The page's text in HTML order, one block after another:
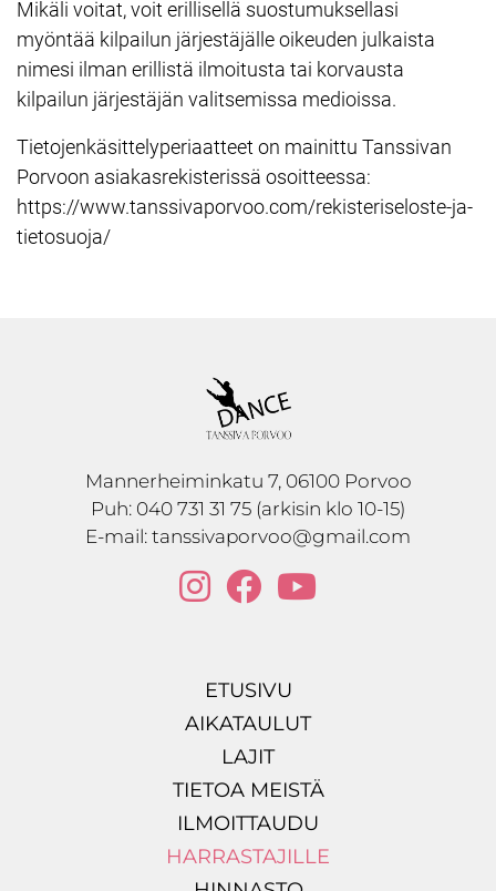
Mikäli voitat, voit erillisellä suostumuksellasi
myöntää kilpailun järjestäjälle oikeuden julkaista
nimesi ilman erillistä ilmoitusta tai korvausta
kilpailun järjestäjän valitsemissa medioissa.
Tietojenkäsittelyperiaatteet on mainittu Tanssivan
Porvoon asiakasrekisterissä osoitteessa:
https://www.tanssivaporvoo.com/rekisteriseloste-ja-
tietosuoja/
Mannerheiminkatu 7, 06100 Porvoo
Puh: 040 731 31 75 (arkisin klo 10-15)
E-mail: tanssivaporvoo@gmail.com
ETUSIVU
AIKATAULUT
LAJIT
TIETOA MEISTÄ
ILMOITTAUDU
HARRASTAJILLE